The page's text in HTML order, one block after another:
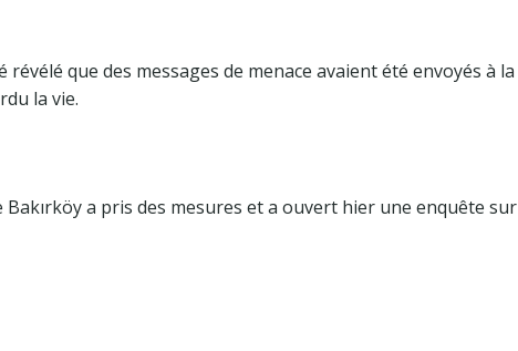
que des messages de menace avaient été envoyés à la
la vie.
a pris des mesures et a ouvert hier une enquête sur